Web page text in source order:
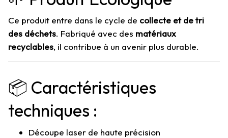
Ce produit entre dans le cycle de collecte et de tri
des déchets. Fabriqué avec des matériaux
recyclables, il contribue à un avenir plus durable.
📦 Caractéristiques
techniques :
Découpe laser de haute précision